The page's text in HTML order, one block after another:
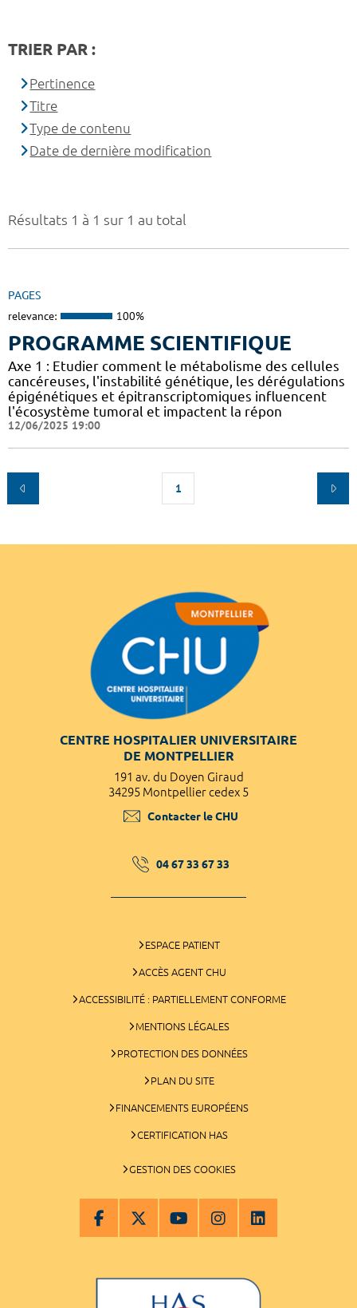
Résultats 1 à 1 sur 1 au total
PAGES
relevance: 100%
PROGRAMME SCIENTIFIQUE
Axe 1 : Etudier comment le métabolisme des cellules
cancéreuses, l'instabilité génétique, les dérégulations
épigénétiques et épitranscriptomiques influencent
l'écosystème tumoral et impactent la répon
12/06/2025 19:00
1
TRIER PAR :
Pertinence
Titre
Type de contenu
Date de dernière modification
CENTRE HOSPITALIER UNIVERSITAIRE
DE MONTPELLIER
191 av. du Doyen Giraud
34295 Montpellier cedex 5
Contacter le CHU
04 67 33 67 33
ESPACE PATIENT
ACCÈS AGENT CHU
ACCESSIBILITÉ : PARTIELLEMENT CONFORME
MENTIONS LÉGALES
PROTECTION DES DONNÉES
PLAN DU SITE
FINANCEMENTS EUROPÉENS
CERTIFICATION HAS
GESTION DES COOKIES